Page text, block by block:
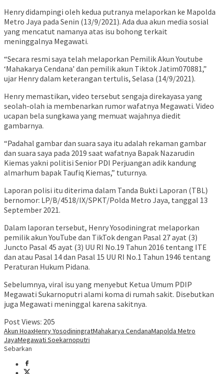
Henry didampingi oleh kedua putranya melaporkan ke Mapolda
Metro Jaya pada Senin (13/9/2021). Ada dua akun media sosial
yang mencatut namanya atas isu bohong terkait
meninggalnya Megawati.
“Secara resmi saya telah melaporkan Pemilik Akun Youtube
‘Mahakarya Cendana’ dan pemilik akun Tiktok Jatim070881,”
ujar Henry dalam keterangan tertulis, Selasa (14/9/2021).
Henry memastikan, video tersebut sengaja direkayasa yang
seolah-olah ia membenarkan rumor wafatnya Megawati. Video
ucapan bela sungkawa yang memuat wajahnya diedit
gambarnya.
“Padahal gambar dan suara saya itu adalah rekaman gambar
dan suara saya pada 2019 saat wafatnya Bapak Nazarudin
Kiemas yakni politisi Senior PDI Perjuangan adik kandung
almarhum bapak Taufiq Kiemas,” tuturnya.
Laporan polisi itu diterima dalam Tanda Bukti Laporan (TBL)
bernomor: LP/B/4518/IX/SPKT/Polda Metro Jaya, tanggal 13
September 2021.
Dalam laporan tersebut, Henry Yosodiningrat melaporkan
pemilik akun YouTube dan TikTok dengan Pasal 27 ayat (3)
Juncto Pasal 45 ayat (3) UU RI No.19 Tahun 2016 tentang ITE
dan atau Pasal 14 dan Pasal 15 UU RI No.1 Tahun 1946 tentang
Peraturan Hukum Pidana.
Sebelumnya, viral isu yang menyebut Ketua Umum PDIP
Megawati Sukarnoputri alami koma di rumah sakit. Disebutkan
juga Megawati meninggal karena sakitnya.
Post Views: 205
Akun HoaxHenry YosodiningratMahakarya CendanaMapolda Metro
JayaMegawati Soekarnoputri
Sebarkan